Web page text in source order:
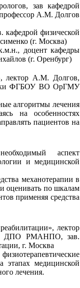
зав кафедрой
А.М. Долгов
физической
(г. Москва)
доцент кафедры
(г. Оренбург)
лектор А.М. Долгов,
ФГБОУ ВО ОрГМУ
алгоритмы лечения
на особенностях
пациентов на
аспект
и медицинской
механотерапии в
оценивать по шкалам
применяя средства
лектор
ДПО РМАНПО, зав.
г. Москва
этапах медицинской
лечения.